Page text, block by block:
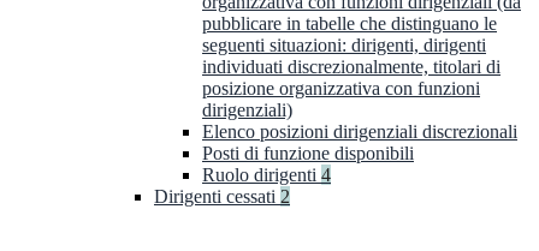
pubblicare in tabelle che distinguano le
seguenti situazioni: dirigenti, dirigenti
individuati discrezionalmente, titolari di
posizione organizzativa con funzioni
dirigenziali)
Elenco posizioni dirigenziali discrezionali
Posti di funzione disponibili
Ruolo dirigenti 4
Dirigenti cessati 2